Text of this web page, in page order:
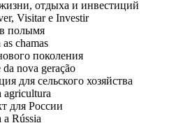
отдыха и инвестиций
Visitar e Investir
полымя
chamas
поколения
nova geração
для сельского хозяйства
agricultura
для России
Rússia